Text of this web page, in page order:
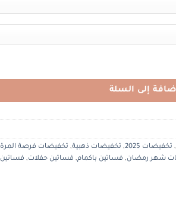
إلى السلة
, تخفيضات 2025 , تخفيضات ذهبية, تخفيضات فرصة المرة
شهر رمضان, فساتين باكمام, فساتين حفلات, فساتين